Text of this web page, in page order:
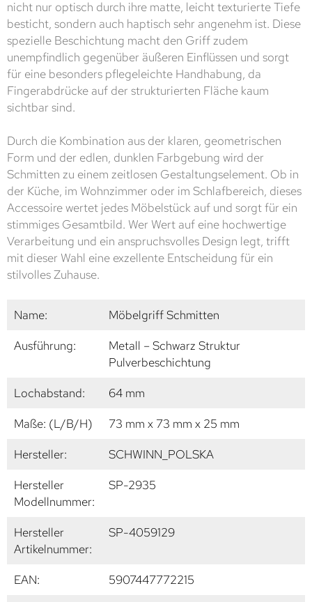
nicht nur optisch durch ihre matte, leicht texturierte Tiefe
besticht, sondern auch haptisch sehr angenehm ist. Diese
spezielle Beschichtung macht den Griff zudem
unempfindlich gegenüber äußeren Einflüssen und sorgt
für eine besonders pflegeleichte Handhabung, da
Fingerabdrücke auf der strukturierten Fläche kaum
sichtbar sind.
Durch die Kombination aus der klaren, geometrischen
Form und der edlen, dunklen Farbgebung wird der
Schmitten zu einem zeitlosen Gestaltungselement. Ob in
der Küche, im Wohnzimmer oder im Schlafbereich, dieses
Accessoire wertet jedes Möbelstück auf und sorgt für ein
stimmiges Gesamtbild. Wer Wert auf eine hochwertige
Verarbeitung und ein anspruchsvolles Design legt, trifft
mit dieser Wahl eine exzellente Entscheidung für ein
stilvolles Zuhause.
Name:
Möbelgriff Schmitten
Ausführung:
Metall – Schwarz Struktur
Pulverbeschichtung
Lochabstand:
64 mm
Maße: (L/B/H)
73 mm x 73 mm x 25 mm
Hersteller:
SCHWINN_POLSKA
Hersteller
Modellnummer:
SP-2935
Hersteller
Artikelnummer:
SP-4059129
EAN:
5907447772215